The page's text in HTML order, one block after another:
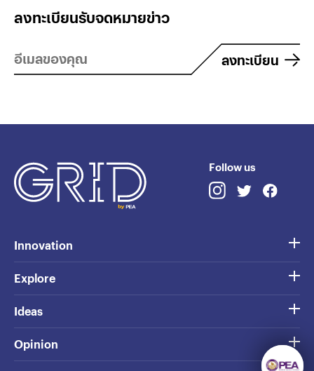
ลงทะเบียนรับจดหมายข่าว
ลงทะเบียน
Follow us
Innovation
Explore
Ideas
Opinion